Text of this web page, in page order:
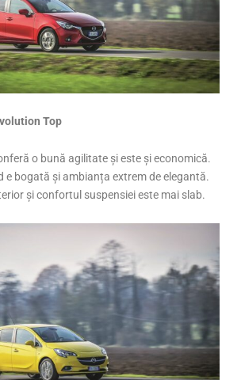
Top
o bună agilitate și este și economică.
e bogată și ambianța extrem de elegantă.
și confortul suspensiei este mai slab.